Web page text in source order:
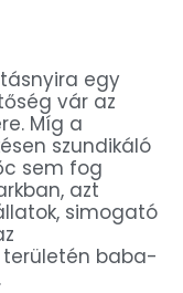
egy
vár az
Míg a
szundikáló
sem fog
azt
simogató
területén baba-